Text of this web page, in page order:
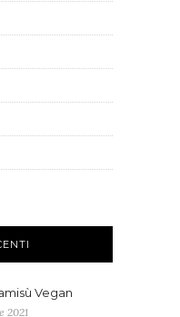
Vegan
2021